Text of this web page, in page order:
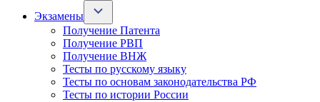
Экзамены
Получение Патента
Получение РВП
Получение ВНЖ
Тесты по русскому языку
Тесты по основам законодательства РФ
Тесты по истории России